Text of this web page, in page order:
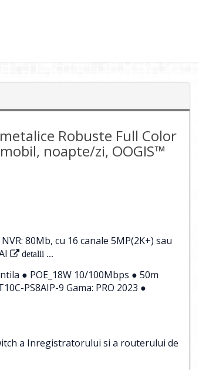
Robuste Full Color
noapte/zi, OOGIS™
80Mb, cu 16 canale 5MP(2K+) sau
detalii ...
● POE_18W 10/100Mbps ● 50m
PS8AIP-9 Gama: PRO 2023 ●
a Inregistratorului si a routerului de